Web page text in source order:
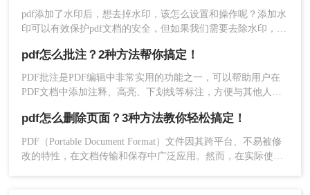
按照上述方法操作，PDF文件可以成功拆分。除了
文档拆分功能，这款转转大师PDF编辑器也有很多
择这个软件来编写。了解了转转大师PDF编辑器拆
分PDF文件的功能及一些注意事项，现在就可以试
试了！
pdf添加了水印后，想去掉水印，该怎么设置和操作呢？添加水
印可以有效保护pdf文档的安全，但如果我们需要去除水印，又
一起看看吧！
pdf怎么批注？2种方法帮你搞定！
PDF批注是PDF编辑中非常实用的功能之一，可以帮助用户在
PDF文档中添加注释、高亮、下划线等标注，方便与其他人交
并探讨一些需要注意的事项。
pdf怎么删除页面？3种方法教你轻松搞定！
PDF（Portable Document Format）文件因其跨平台、不易被修
改的特性，在文档传输和保存中广泛应用。然而，在实际使用